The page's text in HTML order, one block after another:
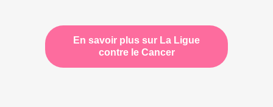
En savoir plus sur La Ligue
contre le Cancer